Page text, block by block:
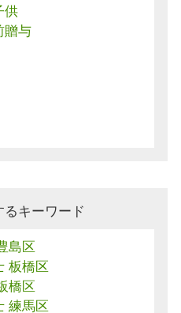
供
贈与
るキーワード
島区
板橋区
橋区
練馬区